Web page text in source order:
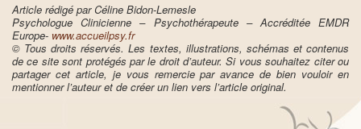
Article rédigé par Céline Bidon-Lemesle
Psychologue Clinicienne – Psychothérapeute – Accréditée EMDR
Europe- www.accueilpsy.fr
© Tous droits réservés. Les textes, illustrations, schémas et contenus
de ce site sont protégés par le droit d’auteur. Si vous souhaitez citer ou
partager cet article, je vous remercie par avance de bien vouloir en
mentionner l’auteur et de créer un lien vers l’article original.